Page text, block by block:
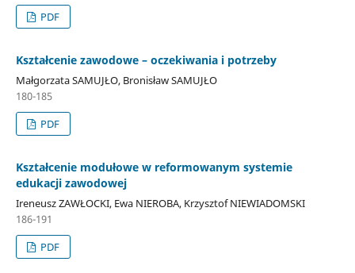
PDF
Kształcenie zawodowe – oczekiwania i potrzeby
Małgorzata SAMUJŁO, Bronisław SAMUJŁO
180-185
PDF
Kształcenie modułowe w reformowanym systemie
edukacji zawodowej
Ireneusz ZAWŁOCKI, Ewa NIEROBA, Krzysztof NIEWIADOMSKI
186-191
PDF